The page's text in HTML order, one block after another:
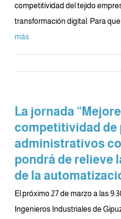
competitividad del tejido
transformación digital. Para
más
La jornada
competitividad de
administrativos
pondrá de relieve
de la
El próximo 27 de marzo a las
Ingenieros Industriales de